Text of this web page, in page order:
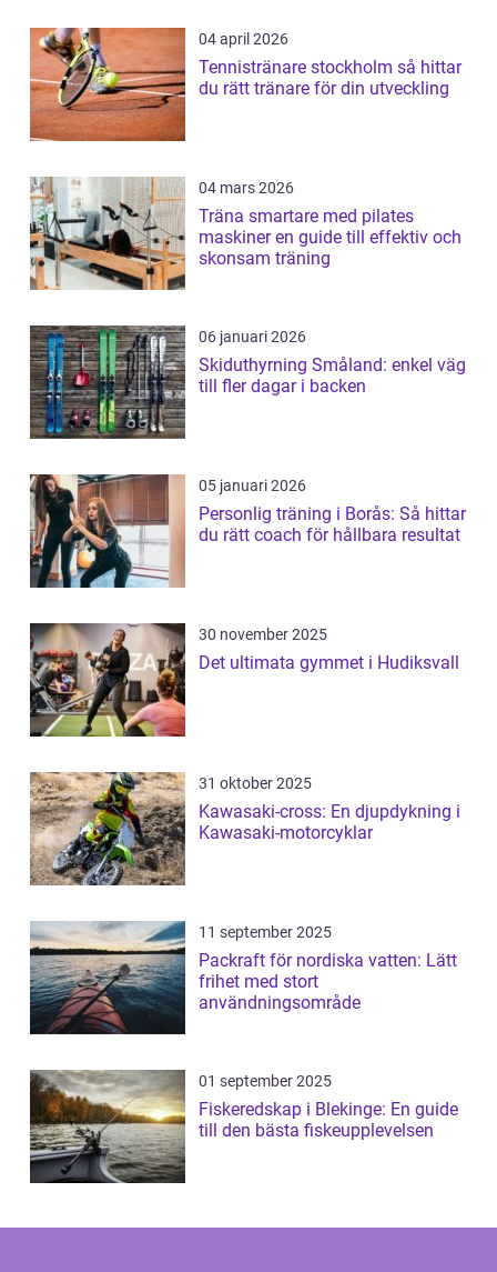
04 april 2026
Tennistränare stockholm så hittar
du rätt tränare för din utveckling
04 mars 2026
Träna smartare med pilates
maskiner en guide till effektiv och
skonsam träning
06 januari 2026
Skiduthyrning Småland: enkel väg
till fler dagar i backen
05 januari 2026
Personlig träning i Borås: Så hittar
du rätt coach för hållbara resultat
30 november 2025
Det ultimata gymmet i Hudiksvall
31 oktober 2025
Kawasaki-cross: En djupdykning i
Kawasaki-motorcyklar
11 september 2025
Packraft för nordiska vatten: Lätt
frihet med stort
användningsområde
01 september 2025
Fiskeredskap i Blekinge: En guide
till den bästa fiskeupplevelsen